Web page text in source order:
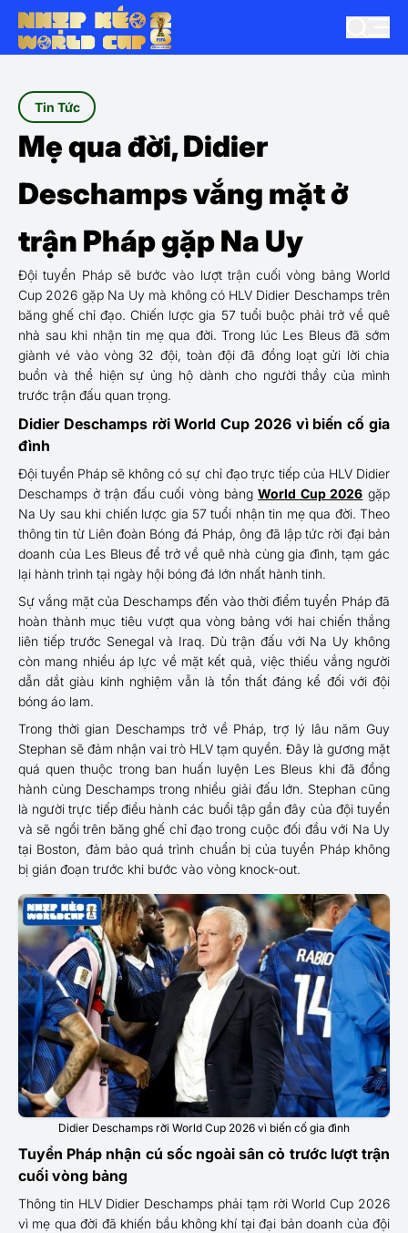
Tin Tức
Mẹ qua đời, Didier
Deschamps vắng mặt ở
trận Pháp gặp Na Uy
Đội tuyển Pháp sẽ bước vào lượt trận cuối vòng bảng World
Cup 2026 gặp Na Uy mà không có HLV Didier Deschamps trên
băng ghế chỉ đạo. Chiến lược gia 57 tuổi buộc phải trở về quê
nhà sau khi nhận tin mẹ qua đời. Trong lúc Les Bleus đã sớm
giành vé vào vòng 32 đội, toàn đội đã đồng loạt gửi lời chia
buồn và thể hiện sự ủng hộ dành cho người thầy của mình
trước trận đấu quan trọng.
Didier Deschamps rời World Cup 2026 vì biến cố gia
đình
Đội tuyển Pháp sẽ không có sự chỉ đạo trực tiếp của HLV Didier
Deschamps ở trận đấu cuối vòng bảngWorld Cup 2026 gặp
Na Uy sau khi chiến lược gia 57 tuổi nhận tin mẹ qua đời. Theo
thông tin từ Liên đoàn Bóng đá Pháp, ông đã lập tức rời đại bản
doanh của Les Bleus để trở về quê nhà cùng gia đình, tạm gác
lại hành trình tại ngày hội bóng đá lớn nhất hành tinh.
Sự vắng mặt của Deschamps đến vào thời điểm tuyển Pháp đã
hoàn thành mục tiêu vượt qua vòng bảng với hai chiến thắng
liên tiếp trước Senegal và Iraq. Dù trận đấu với Na Uy không
còn mang nhiều áp lực về mặt kết quả, việc thiếu vắng người
dẫn dắt giàu kinh nghiệm vẫn là tổn thất đáng kể đối với đội
bóng áo lam.
Trong thời gian Deschamps trở về Pháp, trợ lý lâu năm Guy
Stephan sẽ đảm nhận vai trò HLV tạm quyền. Đây là gương mặt
quá quen thuộc trong ban huấn luyện Les Bleus khi đã đồng
hành cùng Deschamps trong nhiều giải đấu lớn. Stephan cũng
là người trực tiếp điều hành các buổi tập gần đây của đội tuyển
và sẽ ngồi trên băng ghế chỉ đạo trong cuộc đối đầu với Na Uy
tại Boston, đảm bảo quá trình chuẩn bị của tuyển Pháp không
bị gián đoạn trước khi bước vào vòng knock-out.
Didier Deschamps rời World Cup 2026 vì biến cố gia đình
Tuyển Pháp nhận cú sốc ngoài sân cỏ trước lượt trận
cuối vòng bảng
Thông tin HLV Didier Deschamps phải tạm rời World Cup 2026
vì mẹ qua đời đã khiến bầu không khí tại đại bản doanh của đội